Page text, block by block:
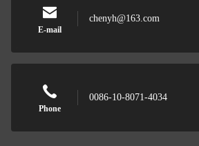
E-mail
chenyh@163.com
Phone
0086-10-8071-4034